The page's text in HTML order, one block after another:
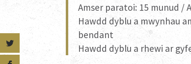
Amser paratoi: 15 munud /
Hawdd dyblu a mwynhau
bendant
Hawdd dyblu a rhewi ar